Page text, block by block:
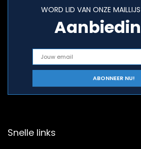
WORD LID VAN ONZE
Snelle links